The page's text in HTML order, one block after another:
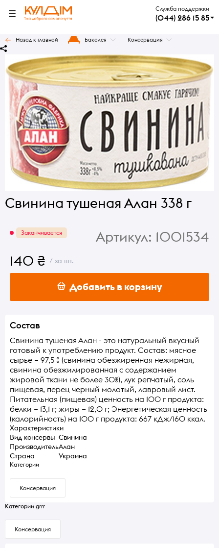
Служба поддержки
(044) 286 15 85
Назад к главной Бакалея Консервация
Свинина тушеная Алан 338 г
Заканчивается Артикул: 1001534
140 ₴ / за шт.
Добавить в корзину
Состав
Свинина тушеная Алан - это натуральный вкусный
готовый к употреблению продукт. Состав: мясное
сырье – 97,5 % (свинина обезжиренная нежирная,
свинина обезжилированная с содержанием
жировой ткани не более 30%), лук репчатый, соль
пищевая, перец черный молотый, лавровый лист.
Питательная (пищевая) ценность на 100 г продукта:
белки – 13,1 г; жиры – 12,0 г; Энергетическая ценность
(калорийность) на 100 г продукта: 667 кДж/160 ккал.
Характеристики
Вид консервы Свинина
ПроизводительАлан
Страна
Украина
Категории
Консервация
Категории grrr
Консервация